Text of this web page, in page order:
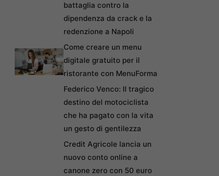
battaglia contro la
dipendenza da crack e la
redenzione a Napoli
Come creare un menu
digitale gratuito per il
ristorante con MenuForma
Federico Venco: Il tragico
destino del motociclista
che ha pagato con la vita
un gesto di gentilezza
Credit Agricole lancia un
nuovo conto online a
canone zero con 50 euro